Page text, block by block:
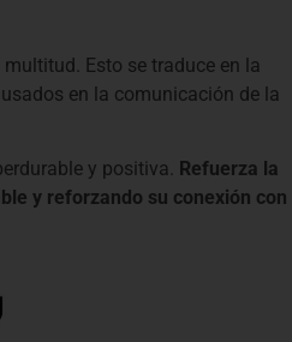
Esto se traduce en la
en la comunicación de la
y positiva. Refuerza la
y reforzando su conexión con